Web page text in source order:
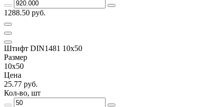
1288.50 руб.
Штифт DIN1481 10х50
Размер
10х50
Цена
25.77 руб.
Кол-во, шт